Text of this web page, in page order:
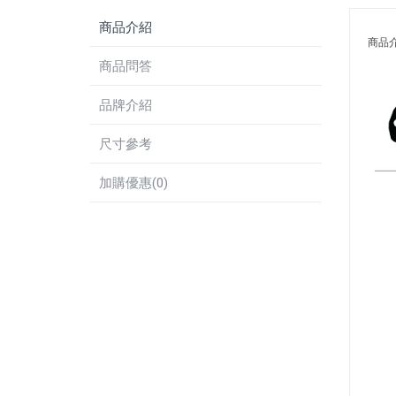
商品介紹
商品問答
品牌介紹
尺寸參考
加購優惠(0)
商品